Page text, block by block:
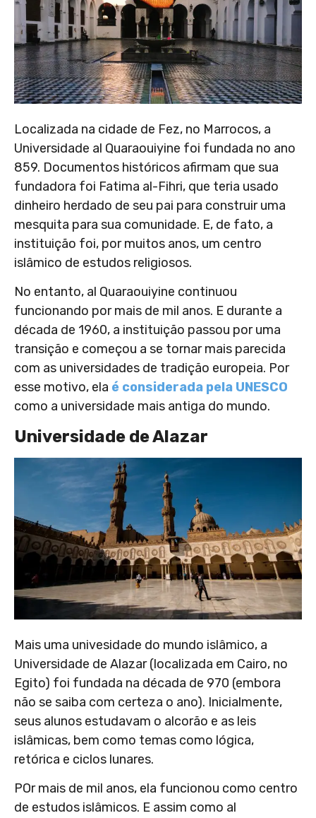
Localizada na cidade de Fez, no Marrocos, a
Universidade al Quaraouiyine foi fundada no ano
859. Documentos históricos afirmam que sua
fundadora foi Fatima al-Fihri, que teria usado
dinheiro herdado de seu pai para construir uma
mesquita para sua comunidade. E, de fato, a
instituição foi, por muitos anos, um centro
islâmico de estudos religiosos.
No entanto, al Quaraouiyine continuou
funcionando por mais de mil anos. E durante a
década de 1960, a instituição passou por uma
transição e começou a se tornar mais parecida
com as universidades de tradição europeia. Por
esse motivo, ela é considerada pela UNESCO
como a universidade mais antiga do mundo.
Universidade de Alazar
Mais uma univesidade do mundo islâmico, a
Universidade de Alazar (localizada em Cairo, no
Egito) foi fundada na década de 970 (embora
não se saiba com certeza o ano). Inicialmente,
seus alunos estudavam o alcorão e as leis
islâmicas, bem como temas como lógica,
retórica e ciclos lunares.
POr mais de mil anos, ela funcionou como centro
de estudos islâmicos. E assim como al